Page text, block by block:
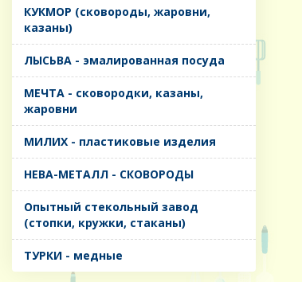
КУКМОР (сковороды, жаровни,
казаны)
ЛЫСЬВА - эмалированная посуда
МЕЧТА - сковородки, казаны,
жаровни
МИЛИХ - пластиковые изделия
НЕВА-МЕТАЛЛ - СКОВОРОДЫ
Опытный стекольный завод
(стопки, кружки, стаканы)
ТУРКИ - медные